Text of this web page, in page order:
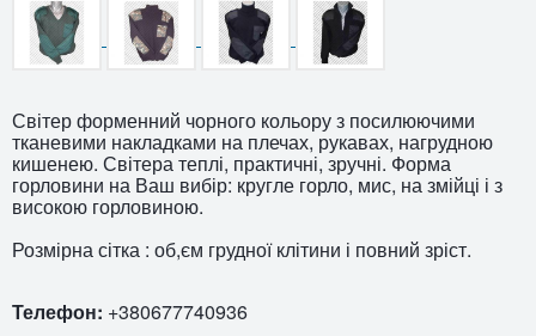
Світер форменний чорного кольору з посилюючими
тканевими накладками на плечах, рукавах, нагрудною
кишенею. Світера теплі, практичні, зручні. Форма
горловини на Ваш вибір: кругле горло, мис, на змійці і з
високою горловиною.
Розмірна сітка : об,єм грудної клітини і повний зріст.
Телефон: +380677740936